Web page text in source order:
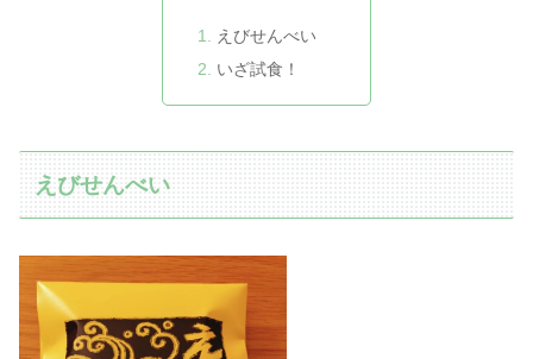
えびせんべい
いざ試食！
えびせんべい